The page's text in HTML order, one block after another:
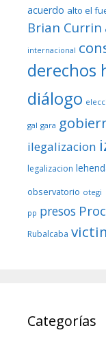
acuerdo alto el
Brian Currin
internacional
derechos
diálogo
gal gara
ilegalizacion
legalizacion
observatorio otegi
pp presos
Rubalcaba
Categorías